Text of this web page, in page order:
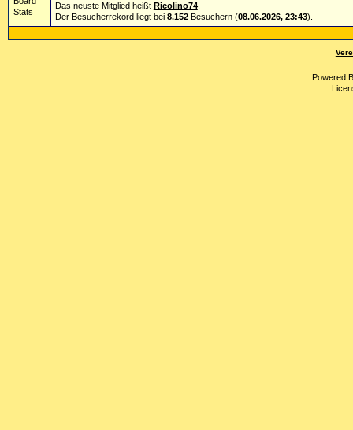
Das neuste Mitglied heißt Ricolino74.
Der Besucherrekord liegt bei 8.152Besuchern (08.06.2026, 23:43).
Powered